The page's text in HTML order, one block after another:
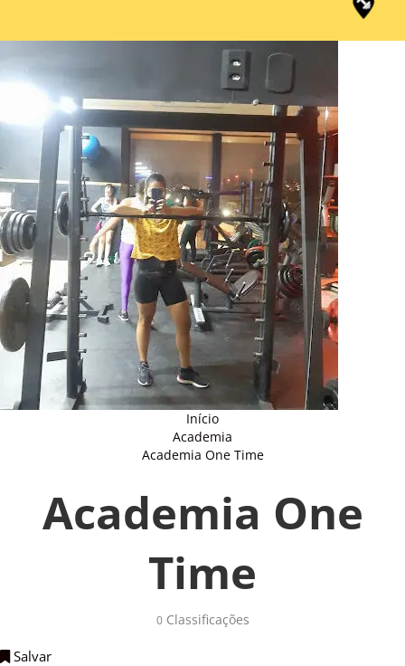
Início
Academia
Academia One Time
Academia One
Time
0Classificações
Salvar